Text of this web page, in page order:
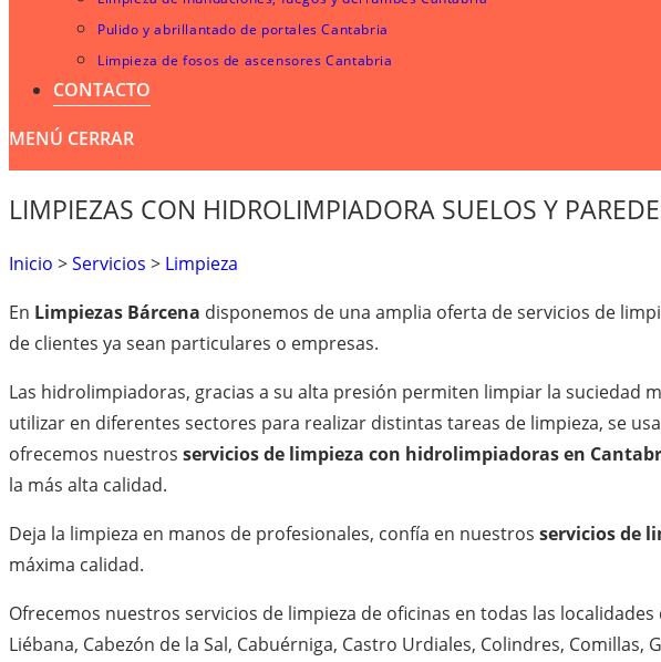
Pulido y abrillantado de portales Cantabria
Limpieza de fosos de ascensores Cantabria
CONTACTO
MENÚ CERRAR
LIMPIEZAS CON HIDROLIMPIADORA SUELOS Y
Inicio >Servicios > Limpieza
En Limpiezas Bárcena disponemos de una amplia oferta de servicios de
de clientes ya sean particulares o empresas.
Las hidrolimpiadoras, gracias a su alta presión permiten limpiar la suciedad
utilizar en diferentes sectores para realizar distintas tareas de limpieza, se
ofrecemos nuestros servicios de limpieza con hidrolimpiadoras en
la más alta calidad.
Deja la limpieza en manos de profesionales, confía en nuestros servicios de
máxima calidad.
Ofrecemos nuestros servicios de limpieza de oficinas en todas las
Liébana, Cabezón de la Sal, Cabuérniga, Castro Urdiales, Colindres,